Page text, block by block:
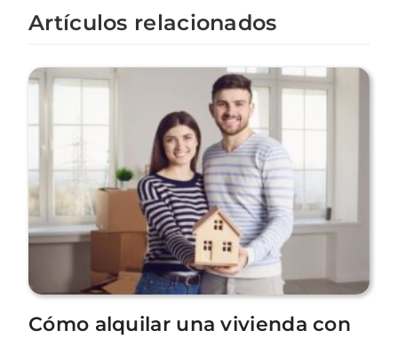
Artículos relacionados
Cómo alquilar una vivienda con